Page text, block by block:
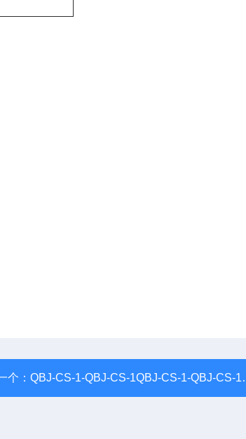
个：QBJ-CS-1-QBJ-CS-1QBJ-CS-1-QBJ-CS-1磁电式转速传感器